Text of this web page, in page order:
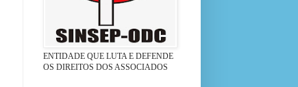
ENTIDADE QUE LUTA E DEFENDE
OS DIREITOS DOS ASSOCIADOS